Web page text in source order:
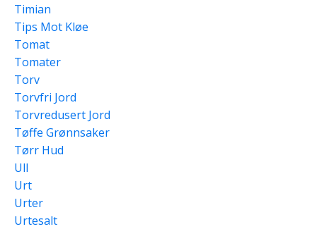
Timian
Tips Mot Kløe
Tomat
Tomater
Torv
Torvfri Jord
Torvredusert Jord
Tøffe Grønnsaker
Tørr Hud
Ull
Urt
Urter
Urtesalt